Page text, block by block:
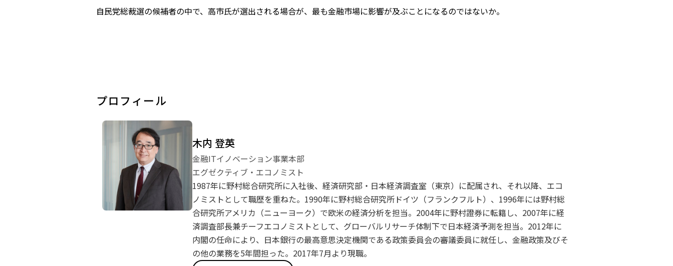
自民党総裁選の候補者の中で、高市氏が選出される場合が、最も金融市場に影響が及ぶことになるのではないか。
プロフィール
木内 登英
金融ITイノベーション事業本部
エグゼクティブ・エコノミスト
1987年に野村総合研究所に入社後、経済研究部・日本経済調査室（東京）に配属され、それ以降、エコ
ノミストとして職歴を重ねた。1990年に野村総合研究所ドイツ（フランクフルト）、1996年には野村総
合研究所アメリカ（ニューヨーク）で欧米の経済分析を担当。2004年に野村證券に転籍し、2007年に経
済調査部長兼チーフエコノミストとして、グローバルリサーチ体制下で日本経済予測を担当。2012年に
内閣の任命により、日本銀行の最高意思決定機関である政策委員会の審議委員に就任し、金融政策及びそ
の他の業務を5年間担った。2017年7月より現職。